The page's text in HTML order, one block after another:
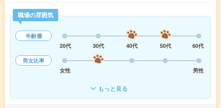
職場の雰囲気
年齢層
20代
30代 40代 50代
60代
男女比率
女性
男性
もっと見る